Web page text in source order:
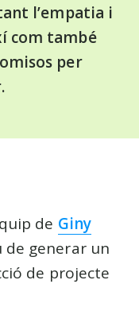
l’empatia i
com també
per
de Giny
de generar un
de projecte